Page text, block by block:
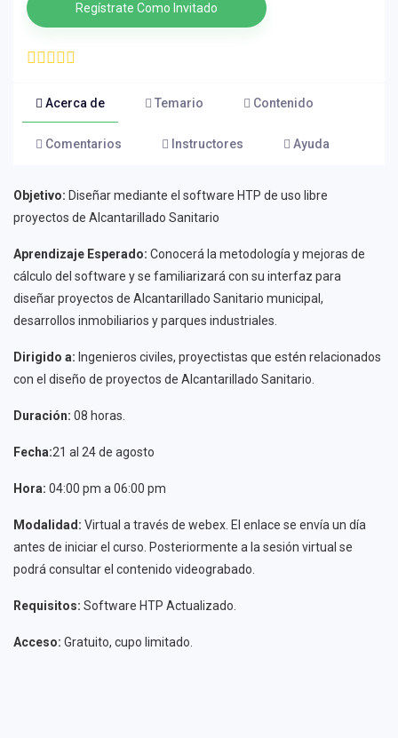
Regístrate Como Invitado
Acerca de Temario Contenido
Comentarios Instructores Ayuda
Objetivo: Diseñar mediante el software HTP de uso libre
proyectos de Alcantarillado Sanitario
Aprendizaje Esperado: Conocerá la metodología y mejoras de
cálculo del software y se familiarizará con su interfaz para
diseñar proyectos de Alcantarillado Sanitario municipal,
desarrollos inmobiliarios y parques industriales.
Dirigido a: Ingenieros civiles, proyectistas que estén relacionados
con el diseño de proyectos de Alcantarillado Sanitario.
Duración: 08 horas.
Fecha:21 al 24 de agosto
Hora: 04:00 pm a 06:00 pm
Modalidad: Virtual a través de webex. El enlace se envía un día
antes de iniciar el curso. Posteriormente a la sesión virtual se
podrá consultar el contenido videograbado.
Requisitos: Software HTP Actualizado.
Acceso: Gratuito, cupo limitado.